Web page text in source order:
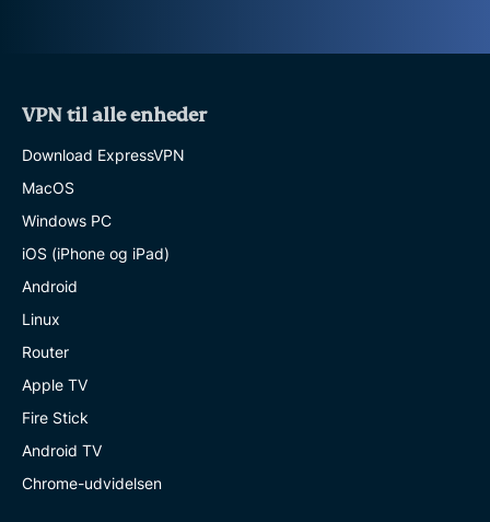
VPN til alle enheder
Download ExpressVPN
MacOS
Windows PC
iOS (iPhone og iPad)
Android
Linux
Router
Apple TV
Fire Stick
Android TV
Chrome-udvidelsen